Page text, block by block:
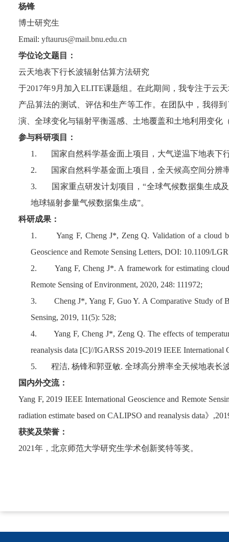
杨锋
博士研究生
Email: yftaurus@mail.bnu.edu.cn
学位论文题目：
云天地表下行长波辐射估算方法研究
于2017年9月加入 ELITE课题组。在此期间，我专注于云
产品算法的测试、评估和生产等工作。在团队中，我得
演、全球变化与辐射平衡遥感、土地覆盖和土地利用变化
参与科研项目：
1.
国家自然科学基金面上项目，大气逆温下地表下
2.
国家自然科学基金面上项目，全天候高空间分辨
3.
国家重点研发计划项目，“全球气候数据集生成
地球辐射参量气候数据集生成”。
科研成果：
1.
Yang F, Cheng J*, Zeng Q. Validation of a cloud
Geoscience and Remote Sensing Letters, DOI: 10.1109/
2.
Yang F, Cheng J*. A framework for estimating
Remote Sensing of Environment, 2020, 248: 111972;
3.
Cheng J*, Yang F, Guo Y. A Comparative Study of
Sensing, 2019, 11(5): 528;
4.
Yang F, Cheng J*, Zeng Q. The effects of
reanalysis data [C]//IGARSS 2019-2019 IEEE International
5.
程洁, 杨锋和郭亚敏. 全球高分辨率全天候地表长
国内外交流：
Yang F, 2019 IEEE International Geoscience and Remote
radiation estimate based on CALIPSO and reanalysis data》
获奖及荣誉：
2021年，北京师范大学研究生学术创新奖特等奖。